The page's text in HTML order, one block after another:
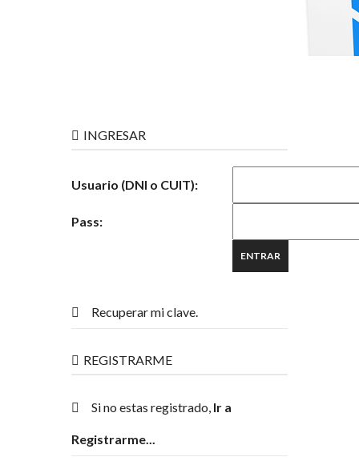
INGRESAR
Usuario (DNI o CUIT):
Pass:
Recuperar mi clave.
REGISTRARME
Si no estas registrado, Ir a
Registrarme...